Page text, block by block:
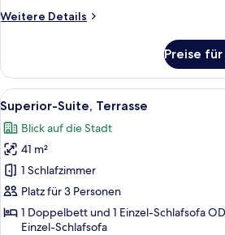
Weitere Details
Weitere
Suite
Preise
Alle
Fotos
für
Superior-
Suite,
Terrasse
anzeigen
Ein
10
Superior-Suite, Terrasse
Blick auf die Stadt
41 m²
1 Schlafzimmer
Platz für 3 Personen
1 Doppelbett und 1 Einzel-Schlafsofa
Einzel-Schlafsofa